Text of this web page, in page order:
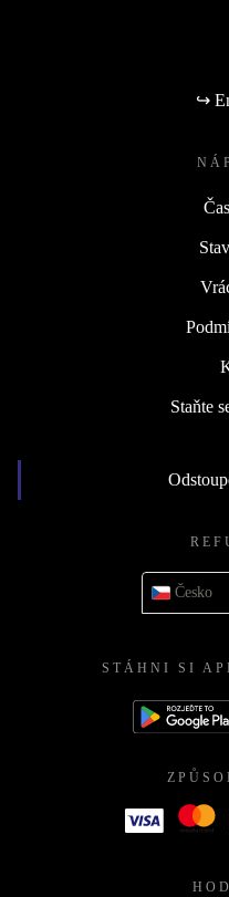
↪
Staňte
Česko
STÁHNI SI